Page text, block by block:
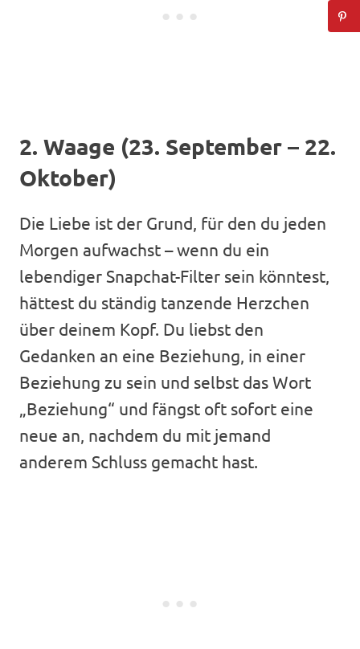
2. Waage (23. September – 22.
Oktober)
Die Liebe ist der Grund, für den du jeden
Morgen aufwachst – wenn du ein
lebendiger Snapchat-Filter sein könntest,
hättest du ständig tanzende Herzchen
über deinem Kopf. Du liebst den
Gedanken an eine Beziehung, in einer
Beziehung zu sein und selbst das Wort
„Beziehung“ und fängst oft sofort eine
neue an, nachdem du mit jemand
anderem Schluss gemacht hast.